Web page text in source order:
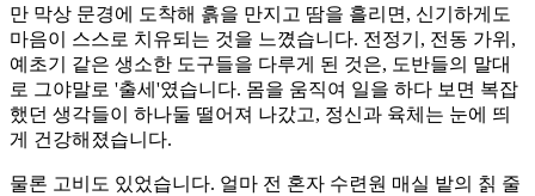
만 막상 문경에 도착해 흙을 만지고 땀을 흘리면, 신기하게도
마음이 스스로 치유되는 것을 느꼈습니다. 전정기, 전동 가위,
예초기 같은 생소한 도구들을 다루게 된 것은, 도반들의 말대
로 그야말로 '출세'였습니다. 몸을 움직여 일을 하다 보면 복잡
했던 생각들이 하나둘 떨어져 나갔고, 정신과 육체는 눈에 띄
게 건강해졌습니다.
물론 고비도 있었습니다. 얼마 전 혼자 수련원 매실 밭의 칡 줄